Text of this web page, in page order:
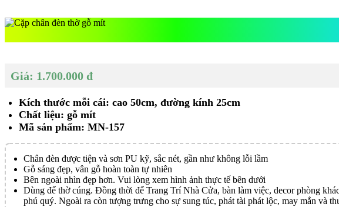
Giá: 1.700.000 đ
Kích thước mỗi cái: cao 50cm, đường kính 25cm
Chất liệu: gỗ mít
Mã sản phẩm: MN-157
Chân đèn được tiện và sơn PU kỹ, sắc nét, gần như không lỗi lầm
Gỗ sáng đẹp, vân gỗ hoàn toàn tự nhiên
Bên ngoài nhìn đẹp hơn. Vui lòng xem hình ảnh thực tế bên dưới
Dùng để thờ cúng. Đồng thời để Trang Trí Nhà Cửa, bàn làm việc, decor phòng
phú quý. Ngoài ra còn tượng trưng cho sự sung túc, phát tài phát lộc, may mắn và